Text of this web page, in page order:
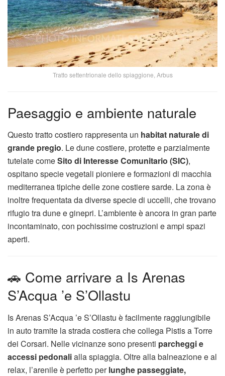
Tratto settentrionale dello spiaggione, Arbus
Paesaggio e ambiente naturale
Questo tratto costiero rappresenta un habitat naturale di
grande pregio. Le dune costiere, protette e parzialmente
tutelate comeSito di Interesse Comunitario (SIC),
ospitano specie vegetali pioniere e formazioni di macchia
mediterranea tipiche delle zone costiere sarde. La zona è
inoltre frequentata da diverse specie di uccelli, che trovano
rifugio tra dune e ginepri. L’ambiente è ancora in gran parte
incontaminato, con pochissime costruzioni e ampi spazi
aperti.
🚗 Come arrivare a Is Arenas
S’Acqua ’e S’Ollastu
Is Arenas S’Acqua ’e S’Ollastu è facilmente raggiungibile
in auto tramite la strada costiera che collega Pistis a Torre
dei Corsari. Nelle vicinanze sono presenti parcheggi e
accessi pedonalialla spiaggia. Oltre alla balneazione e al
relax, l’arenile è perfetto perlunghe passeggiate,